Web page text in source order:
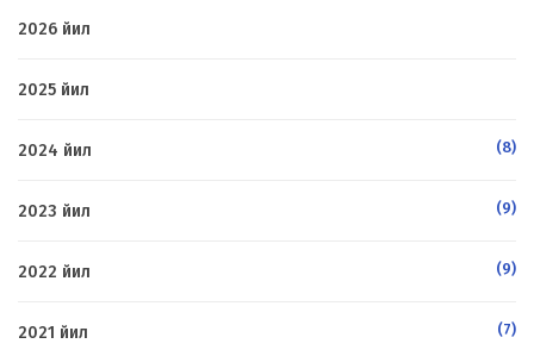
2026 йил
2025 йил
2024 йил (8)
2023 йил (9)
2022 йил (9)
2021 йил (7)